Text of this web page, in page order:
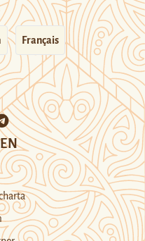
Français